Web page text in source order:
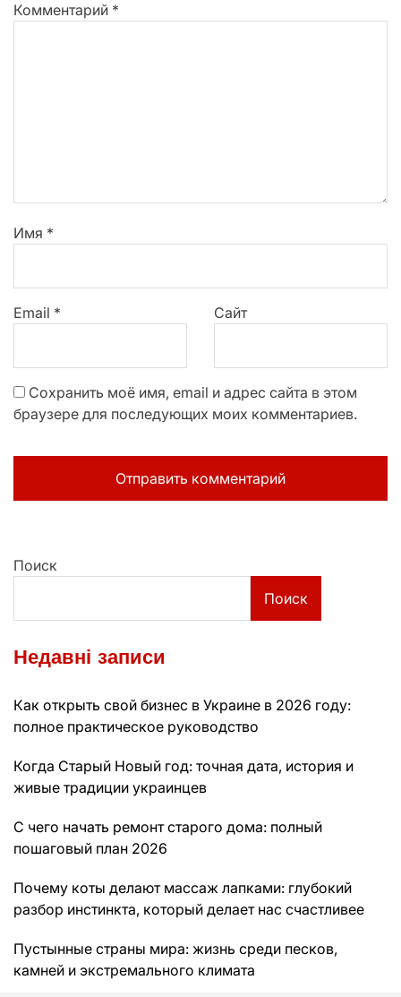
Комментарий *
Имя *
Email * Сайт
Сохранить моё имя, email и адрес сайта в этом
браузере для последующих моих комментариев.
Поиск
Поиск
Недавні записи
Как открыть свой бизнес в Украине в 2026 году:
полное практическое руководство
Когда Старый Новый год: точная дата, история и
живые традиции украинцев
С чего начать ремонт старого дома: полный
пошаговый план 2026
Почему коты делают массаж лапками: глубокий
разбор инстинкта, который делает нас счастливее
Пустынные страны мира: жизнь среди песков,
камней и экстремального климата